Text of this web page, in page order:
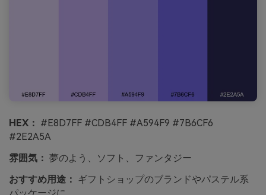
HEX： #E8D7FF #CDB4FF #A594F9 #7B6CF6
#2E2A5A
雰囲気： 夢のよう、ソフト、ファンタジー
おすすめ用途： ギフトショップのブランドやパステル系